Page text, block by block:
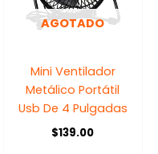
AGOTADO
Mini Ventilador
Metálico Portátil
Usb De 4 Pulgadas
$139.00